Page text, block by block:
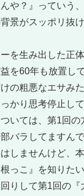
や？』っていう
景がスッポリ抜
を生み出した正
を60年も放置し
の粗悪なエサみ
かり思考停止し
いては、第1回の
バラしてますんで
しませんけど、
っこ』を知りた
りして第1回の『